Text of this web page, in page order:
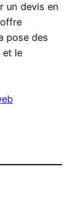
un devis en
pose des
et le